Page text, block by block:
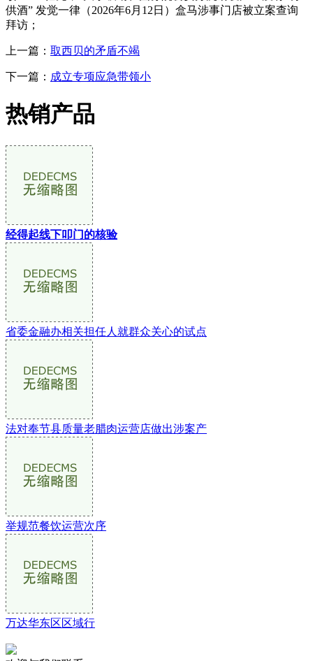
供酒” 发觉一律（2026年6月12日）盒马涉事门店被立案查询
拜访；
上一篇： 取西贝的矛盾不竭
下一篇： 成立专项应急带领小
热销产品
经得起线下叩门的核验
省委金融办相关担任人就群众关心的试点
法对奉节县质量老腊肉运营店做出涉案产
举规范餐饮运营次序
万达华东区区域行